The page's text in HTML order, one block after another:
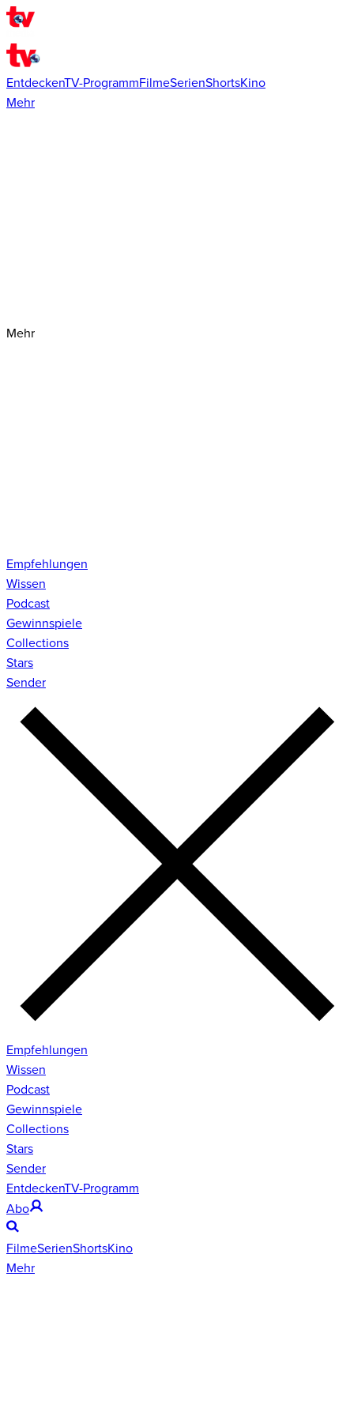
EntdeckenTV-ProgrammFilmeSerienShortsKino
Mehr
Mehr
Empfehlungen
Wissen
Podcast
Gewinnspiele
Collections
Stars
Sender
Empfehlungen
Wissen
Podcast
Gewinnspiele
Collections
Stars
Sender
EntdeckenTV-Programm
Abo
FilmeSerienShortsKino
Mehr